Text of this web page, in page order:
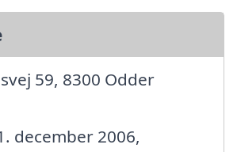
59, 8300 Odder
december 2006,